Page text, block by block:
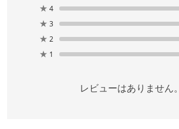
★ 4
★ 3
★ 2
★ 1
レビューはありません。